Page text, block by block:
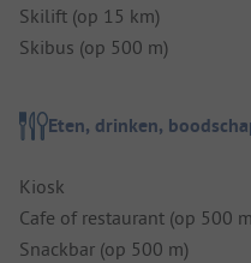
Skilift (op 15 km)
Skibus (op 500 m)
Eten, drinken,
Kiosk
Cafe of restaurant (op 500
Snackbar (op 500 m)